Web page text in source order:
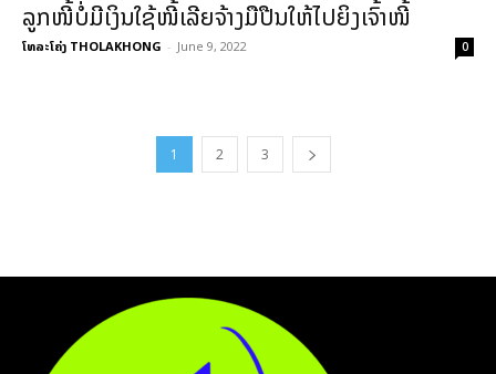
ລູກໜີ້ບໍ່ມີເງິນໃຊ້ໜີ້ເລີຍຈ້າງມືປືນໃຫ້ໄປຍິງເຈົ້າໜີ້
ໂທລະໂຄ່ງ THOLAKHONG - June 9, 2022 0
1 2 3